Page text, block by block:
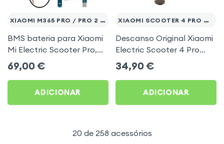
XIAOMI M365 PRO / PRO 2 / MI 3
BMS bateria para Xiaomi
Mi Electric Scooter Pro,
Pro 2 e Mi 3
69,00 €
ADICIONAR
XIAOMI SCOOTER 4 PRO MAX
Descanso Original Xiaomi
Electric Scooter 4 Pro
Max
34,90 €
ADICIONAR
20 de 258 acessórios